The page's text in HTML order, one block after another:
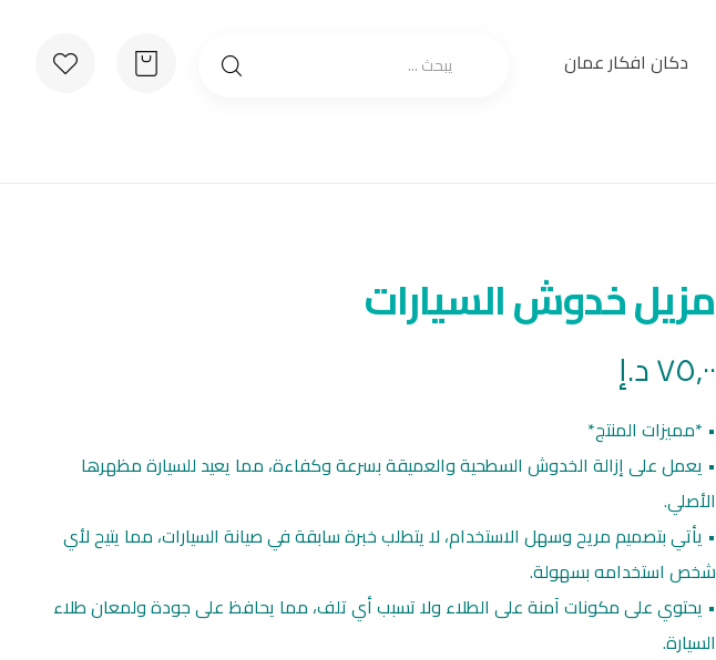
دكان افكار عمان
مزيل خدوش السيارات
٧٥,٠٠د.إ
• *مميزات المنتج*
• يعمل على إزالة الخدوش السطحية والعميقة بسرعة وكفاءة، مما يعيد للسيارة مظهرها
الأصلي.
• يأتي بتصميم مريح وسهل الاستخدام، لا يتطلب خبرة سابقة في صيانة السيارات، مما يتيح لأي
شخص استخدامه بسهولة.
• يحتوي على مكونات آمنة على الطلاء ولا تسبب أي تلف، مما يحافظ على جودة ولمعان طلاء
السيارة.